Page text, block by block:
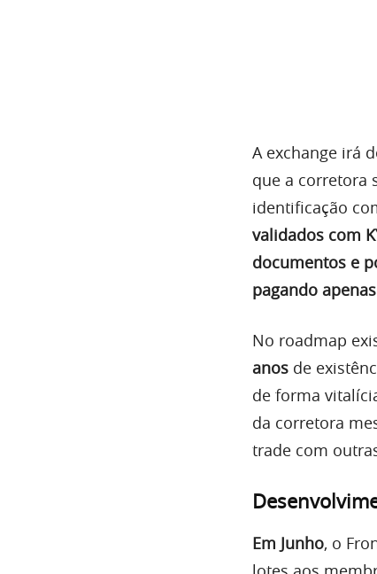
A exchange irá
que a corretora
identificação
validados com
documentos e
pagando
No roadmap
anos de
de forma
da corretora
trade com
Em Junho, o